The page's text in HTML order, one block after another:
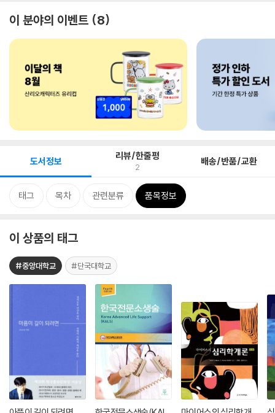
이 분야의 이벤트 8
도서정보 리뷰/한줄평
2 배송/반품/교환
태그 목차 관련분류 품목정보
이 상품의 태그
#중앙대학교 #단국대학교